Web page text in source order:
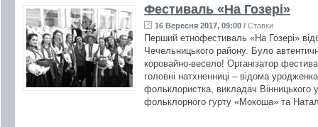
Фестиваль «На Гозері»
16 Вересня 2017, 09:00 / Ставки
Перший етнофестиваль «На Гозері»
Чечельницького району. Було
коровайно-весело! Організатор
головні натхненниці – відома
фольклористка, викладач Вінницького
фольклорного гурту «Мокоша» та